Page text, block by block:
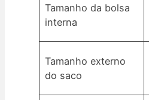
Tamanho da bolsa
interna
Tamanho externo
do saco